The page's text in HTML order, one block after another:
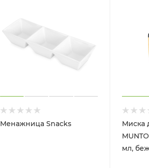
Менажница Snacks
Миска
мл,